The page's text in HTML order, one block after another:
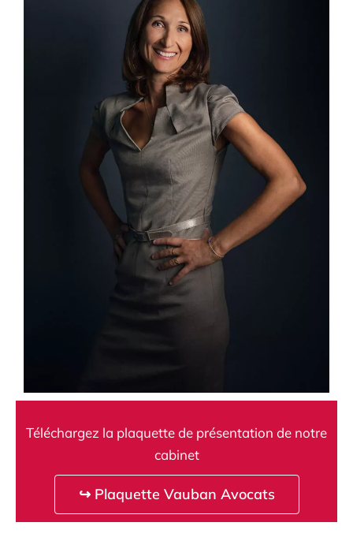
Téléchargez la plaquette de présentation de notre
cabinet
↪ Plaquette Vauban Avocats